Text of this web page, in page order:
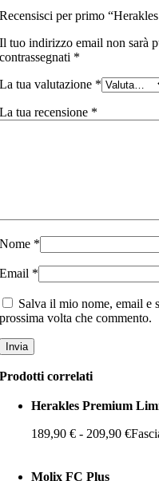
Recensisci per primo
Il tuo indirizzo email non sarà
contrassegnati *
La tua valutazione *
La tua recensione *
Nome *
Email *
Salva il mio nome, email e
prossima volta che commento.
Prodotti correlati
Herakles Premium
189,90€ - 209,90€
Molix FC Plus